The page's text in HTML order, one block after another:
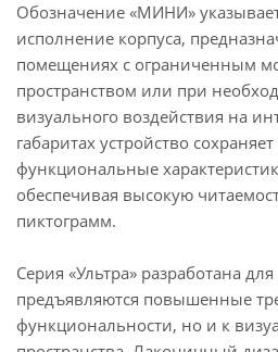
Обозначение «МИНИ»
исполнение корпуса,
помещениях с ограниченным
пространством или при
визуального воздействия на
габаритах устройство
функциональные
обеспечивая высокую
пиктограмм.
Серия «Ультра» разработана
предъявляются повышенные
функциональности, но и к